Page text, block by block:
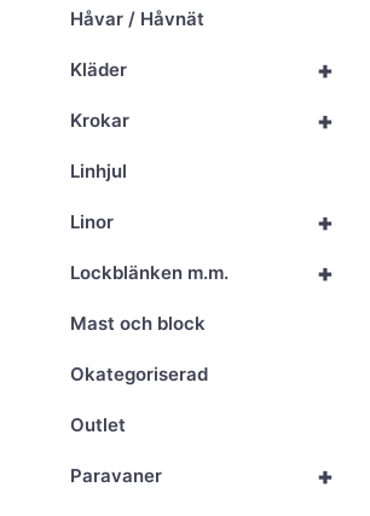
Håvar / Håvnät
+
Kläder
+
Krokar
Linhjul
+
Linor
+
Lockblänken m.m.
Mast och block
Okategoriserad
Outlet
+
Paravaner